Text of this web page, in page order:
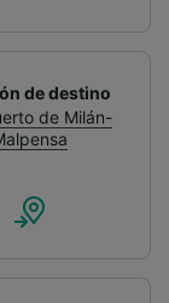
de destino
de Milán-